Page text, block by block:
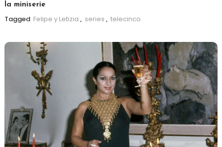
la miniserie
Tagged Felipe y Letizia , series , telecinco